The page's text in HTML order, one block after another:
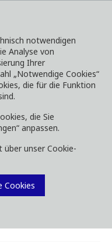
notwendigen
Analyse von
Ihrer
„Notwendige Cookies“
die für die Funktion
die Sie
anpassen.
über unser Cookie-
Cookies
Videos,
Medien herunter.
Kategorie unten